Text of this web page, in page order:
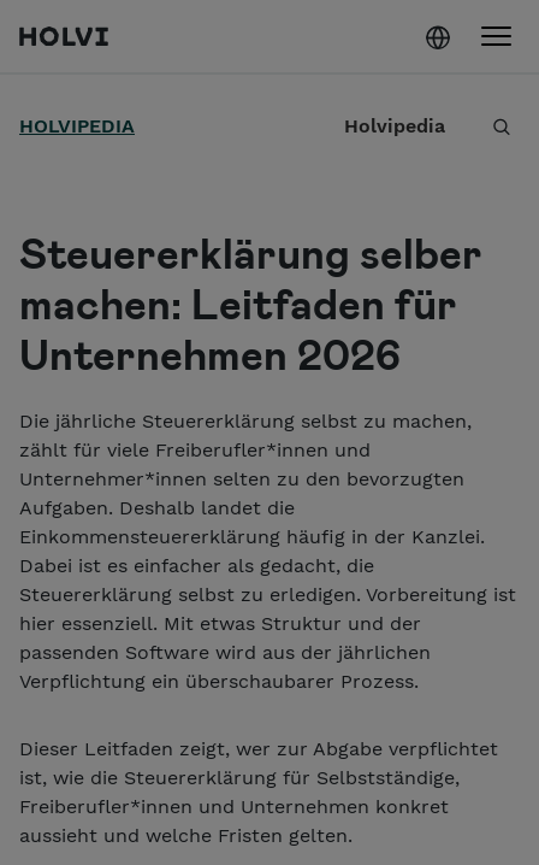
Holvi
HOLVIPEDIA Holvipedia
S
Steuererklärung selber
machen: Leitfaden für
Unternehmen 2026
Die jährliche Steuererklärung selbst zu machen,
zählt für viele Freiberufler*innen und
Unternehmer*innen selten zu den bevorzugten
Aufgaben. Deshalb landet die
Einkommensteuererklärung häufig in der Kanzlei.
Dabei ist es einfacher als gedacht, die
Steuererklärung selbst zu erledigen. Vorbereitung ist
hier essenziell. Mit etwas Struktur und der
passenden Software wird aus der jährlichen
Verpflichtung ein überschaubarer Prozess.
Dieser Leitfaden zeigt, wer zur Abgabe verpflichtet
ist, wie die Steuererklärung für Selbstständige,
Freiberufler*innen und Unternehmen konkret
aussieht und welche Fristen gelten.